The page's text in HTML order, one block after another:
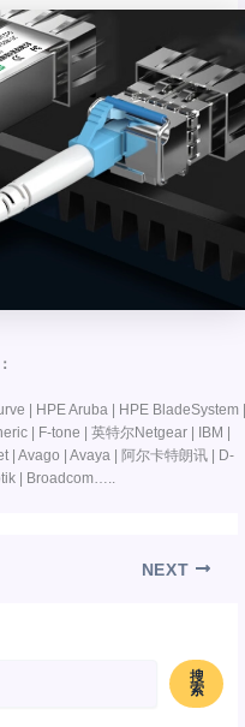
搜
索
| HPE Aruba | HPE BladeSystem |
| F-tone | 英特尔Netgear | IBM |
| Avago | Avaya | 阿尔卡特朗讯 | D-
| Broadcom…..
NEXT